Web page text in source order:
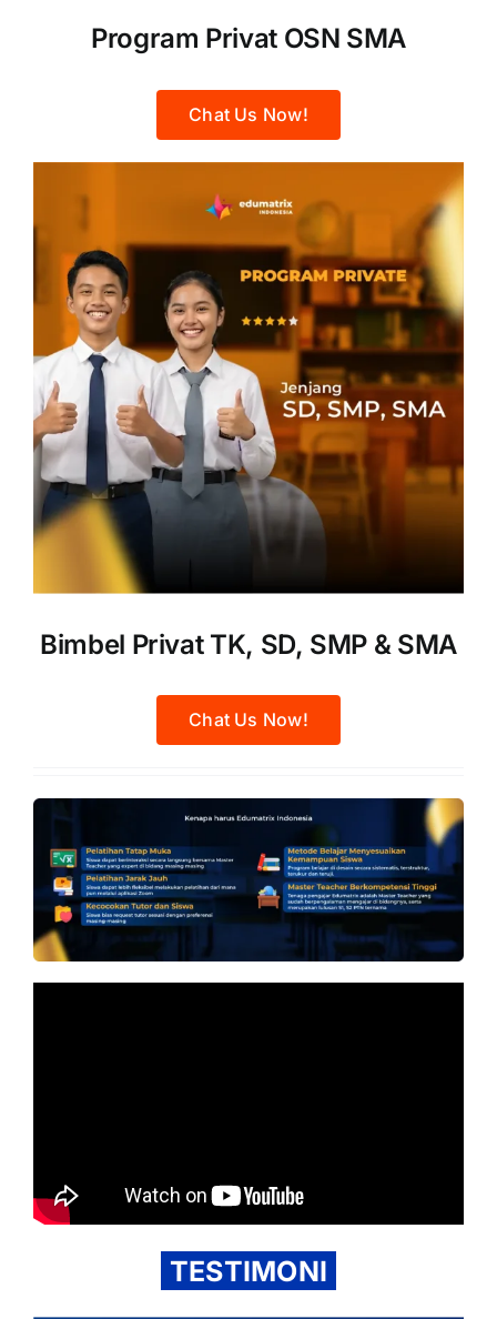
Program Privat OSN SMA
Chat Us Now!
Bimbel Privat TK, SD, SMP & SMA
Chat Us Now!
TESTIMONI